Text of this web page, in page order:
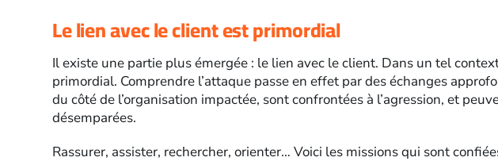
Le lien avec le client est primordial
Il existe une partie plus émergée : le lien avec le client. Dans un tel
primordial. Comprendre l’attaque passe en effet par des échanges
du côté de l’organisation impactée, sont confrontées à l’agression, et
désemparées.
Rassurer, assister, rechercher, orienter… Voici les missions qui sont